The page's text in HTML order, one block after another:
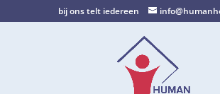
bij ons telt iedereen